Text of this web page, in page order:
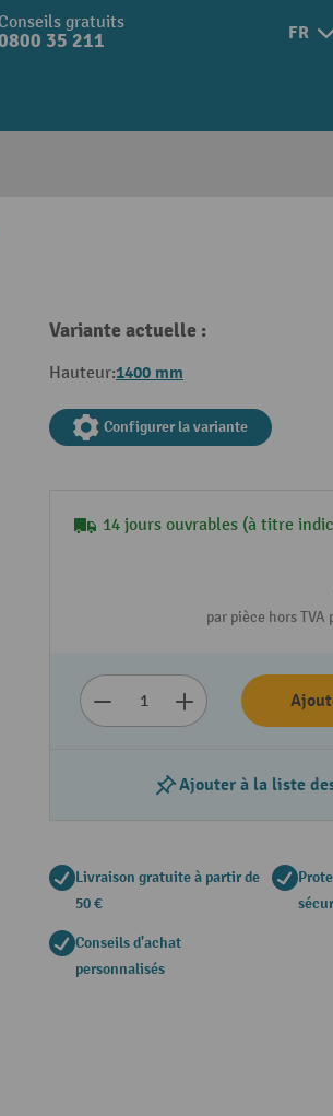
FR
gratuits
35 211
Variante actuelle :
Hauteur:1400 mm
Configurer la variante
14 jours ouvrables (à titre
par pièce hors TVA
Ajouter à la liste
Livraison gratuite à partir de
50 €
Conseils d'achat
personnalisés